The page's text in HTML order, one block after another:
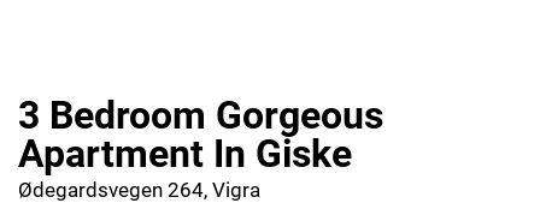
3 Bedroom Gorgeous
Apartment In Giske
Ødegardsvegen 264, Vigra